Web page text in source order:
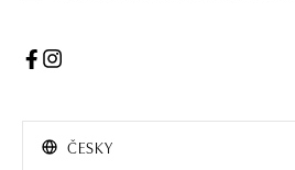
ČESKY